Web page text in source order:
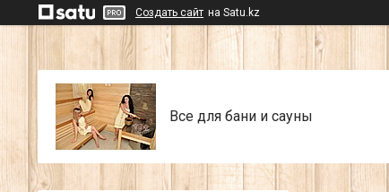
Создать сайт на Satu.kz
Все для бани и сауны